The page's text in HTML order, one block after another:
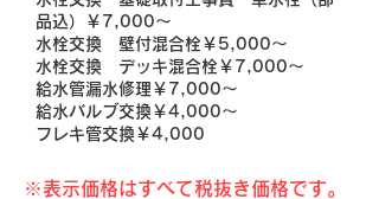
品込）￥7,000～
水栓交換 壁付混合栓￥5,000～
水栓交換 デッキ混合栓￥7,000～
給水管漏水修理￥7,000～
給水バルブ交換￥4,000～
フレキ管交換￥4,000
※表示価格はすべて税抜き価格です。​​